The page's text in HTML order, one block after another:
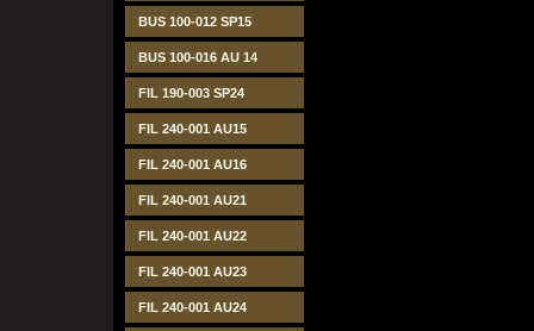
BUS 100-012 SP15
BUS 100-016 AU 14
FIL 190-003 SP24
FIL 240-001 AU15
FIL 240-001 AU16
FIL 240-001 AU21
FIL 240-001 AU22
FIL 240-001 AU23
FIL 240-001 AU24